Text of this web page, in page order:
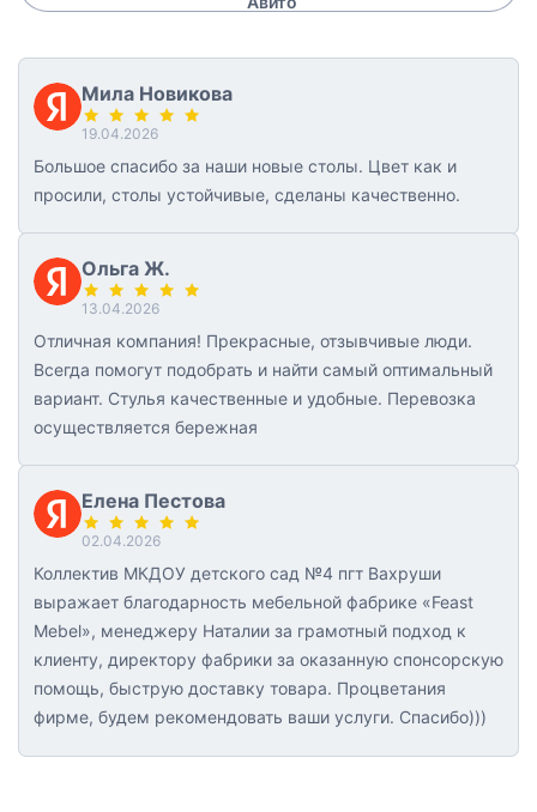
Мила Новикова
19.04.2026
Большое спасибо за наши новые столы. Цвет как и
просили, столы устойчивые, сделаны качественно.
Ольга Ж.
13.04.2026
Отличная компания! Прекрасные, отзывчивые люди.
Всегда помогут подобрать и найти самый оптимальный
вариант. Стулья качественные и удобные. Перевозка
осуществляется бережная
Елена Пестова
02.04.2026
Коллектив МКДОУ детского сад №4 пгт Вахруши
выражает благодарность мебельной фабрике «Feast
Mebel», менеджеру Наталии за грамотный подход к
клиенту, директору фабрики за оказанную спонсорскую
помощь, быструю доставку товара. Процветания
фирме, будем рекомендовать ваши услуги. Спасибо)))